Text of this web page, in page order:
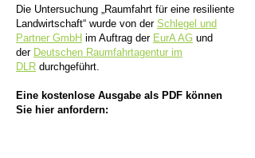
Die Untersuchung „Raumfahrt für eine resiliente
Landwirtschaft“ wurde von der Schlegel und
Partner GmbH im Auftrag der EurA AG und
der Deutschen Raumfahrtagentur im
DLR durchgeführt.
Eine kostenlose Ausgabe als PDF können
Sie hier anfordern: